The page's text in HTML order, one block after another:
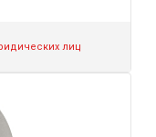
лиц